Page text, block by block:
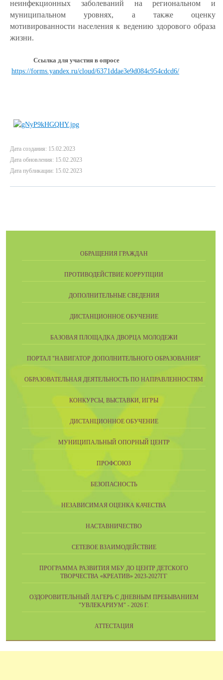
неинфекционных заболеваний на региональном и
муниципальном уровнях, а также оценку
мотивированности населения к ведению здорового образа
жизни.
Ссылка для участия в опросе
https://forms.yandex.ru/cloud/6371ddae3e9d084c954cdcd6/
Дата создания: 15.02.2023
Дата обновления: 15.02.2023
Дата публикации: 15.02.2023
ОБРАЩЕНИЯ ГРАЖДАН
ПРОТИВОДЕЙСТВИЕ КОРРУПЦИИ
ДОПОЛНИТЕЛЬНЫЕ СВЕДЕНИЯ
ДИСТАНЦИОННОЕ ОБУЧЕНИЕ
БАЗОВАЯ ПЛОЩАДКА ДВОРЦА МОЛОДЕЖИ
ПОРТАЛ "НАВИГАТОР ДОПОЛНИТЕЛЬНОГО ОБРАЗОВАНИЯ"
ОБРАЗОВАТЕЛЬНАЯ ДЕЯТЕЛЬНОСТЬ ПО НАПРАВЛЕННОСТЯМ
КОНКУРСЫ, ВЫСТАВКИ, ИГРЫ
ДИСТАНЦИОННОЕ ОБУЧЕНИЕ
МУНИЦИПАЛЬНЫЙ ОПОРНЫЙ ЦЕНТР
ПРОФСОЮЗ
БЕЗОПАСНОСТЬ
НЕЗАВИСИМАЯ ОЦЕНКА КАЧЕСТВА
НАСТАВНИЧЕСТВО
СЕТЕВОЕ ВЗАИМОДЕЙСТВИЕ
ПРОГРАММА РАЗВИТИЯ МБУ ДО ЦЕНТР ДЕТСКОГО
ТВОРЧЕСТВА «КРЕАТИВ» 2023-2027ГГ
ОЗДОРОВИТЕЛЬНЫЙ ЛАГЕРЬ С ДНЕВНЫМ ПРЕБЫВАНИЕМ
"УВЛЕКАРИУМ" - 2026 Г.
АТТЕСТАЦИЯ